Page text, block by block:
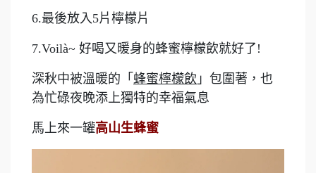
6.最後放入5片檸檬片
7.Voilà~ 好喝又暖身的蜂蜜檸檬飲就好了!
深秋中被溫暖的「 蜂蜜檸檬飲 」包圍著，也
為忙碌夜晚添上獨特的幸福氣息
馬上來一罐高山生蜂蜜